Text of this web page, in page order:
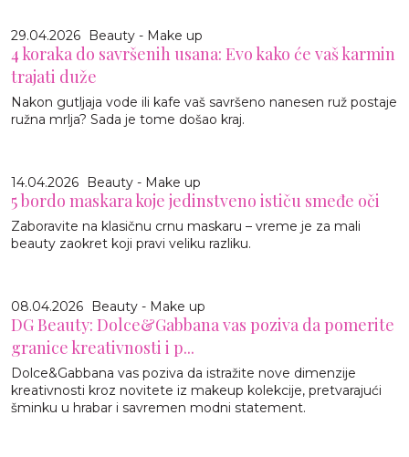
29.04.2026 Beauty - Make up
4 koraka do savršenih usana: Evo kako će vaš karmin
trajati duže
Nakon gutljaja vode ili kafe vaš savršeno nanesen ruž postaje
ružna mrlja? Sada je tome došao kraj.
14.04.2026 Beauty - Make up
5 bordo maskara koje jedinstveno ističu smeđe oči
Zaboravite na klasičnu crnu maskaru – vreme je za mali
beauty zaokret koji pravi veliku razliku.
08.04.2026 Beauty - Make up
DG Beauty: Dolce&Gabbana vas poziva da pomerite
granice kreativnosti i p...
Dolce&Gabbana vas poziva da istražite nove dimenzije
kreativnosti kroz novitete iz makeup kolekcije, pretvarajući
šminku u hrabar i savremen modni statement.